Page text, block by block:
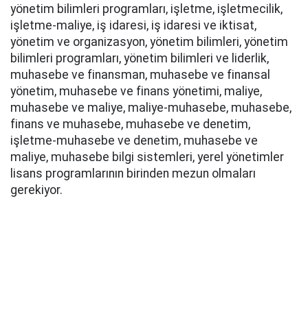
yönetim bilimleri programları, işletme, işletmecilik,
işletme-maliye, iş idaresi, iş idaresi ve iktisat,
yönetim ve organizasyon, yönetim bilimleri, yönetim
bilimleri programları, yönetim bilimleri ve liderlik,
muhasebe ve finansman, muhasebe ve finansal
yönetim, muhasebe ve finans yönetimi, maliye,
muhasebe ve maliye, maliye-muhasebe, muhasebe,
finans ve muhasebe, muhasebe ve denetim,
işletme-muhasebe ve denetim, muhasebe ve
maliye, muhasebe bilgi sistemleri, yerel yönetimler
lisans programlarının birinden mezun olmaları
gerekiyor.